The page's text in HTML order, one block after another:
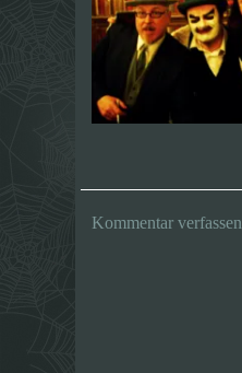
Kommentar verfassen